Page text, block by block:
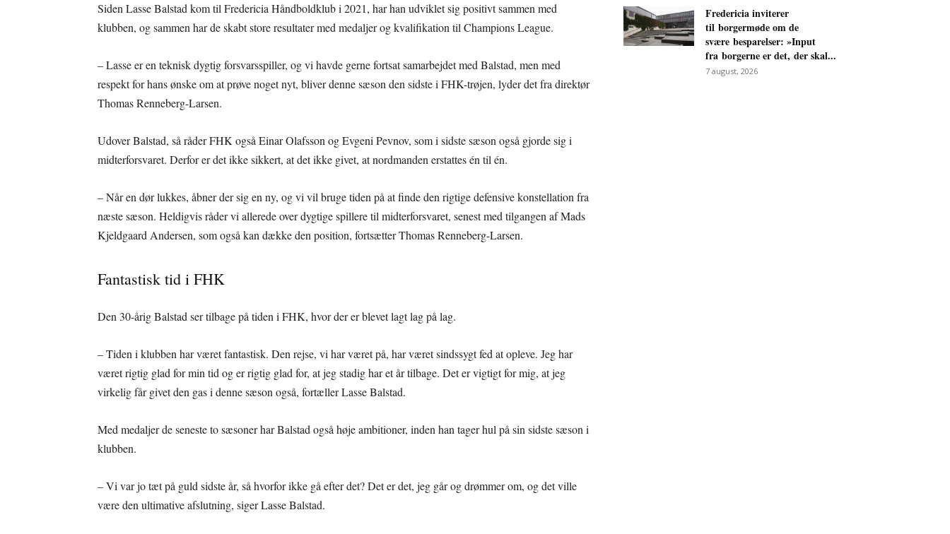
Siden Lasse Balstad kom til Fredericia Håndboldklub i 2021, har han udviklet sig positivt sammen med
klubben, og sammen har de skabt store resultater med medaljer og kvalifikation til Champions League.
– Lasse er en teknisk dygtig forsvarsspiller, og vi havde gerne fortsat samarbejdet med Balstad, men med
respekt for hans ønske om at prøve noget nyt, bliver denne sæson den sidste i FHK-trøjen, lyder det fra direktør
Thomas Renneberg-Larsen.
Udover Balstad, så råder FHK også Einar Olafsson og Evgeni Pevnov, som i sidste sæson også gjorde sig i
midterforsvaret. Derfor er det ikke sikkert, at det ikke givet, at nordmanden erstattes én til én.
– Når en dør lukkes, åbner der sig en ny, og vi vil bruge tiden på at finde den rigtige defensive konstellation fra
næste sæson. Heldigvis råder vi allerede over dygtige spillere til midterforsvaret, senest med tilgangen af Mads
Kjeldgaard Andersen, som også kan dække den position, fortsætter Thomas Renneberg-Larsen.
Fantastisk tid i FHK
Den 30-årig Balstad ser tilbage på tiden i FHK, hvor der er blevet lagt lag på lag.
– Tiden i klubben har været fantastisk. Den rejse, vi har været på, har været sindssygt fed at opleve. Jeg har
været rigtig glad for min tid og er rigtig glad for, at jeg stadig har et år tilbage. Det er vigtigt for mig, at jeg
virkelig får givet den gas i denne sæson også, fortæller Lasse Balstad.
Med medaljer de seneste to sæsoner har Balstad også høje ambitioner, inden han tager hul på sin sidste sæson i
klubben.
– Vi var jo tæt på guld sidste år, så hvorfor ikke gå efter det? Det er det, jeg går og drømmer om, og det ville
være den ultimative afslutning, siger Lasse Balstad.
Fredericia inviterer
til borgermøde om de
svære besparelser: »Input
fra borgerne er det, der skal...
7 august, 2026